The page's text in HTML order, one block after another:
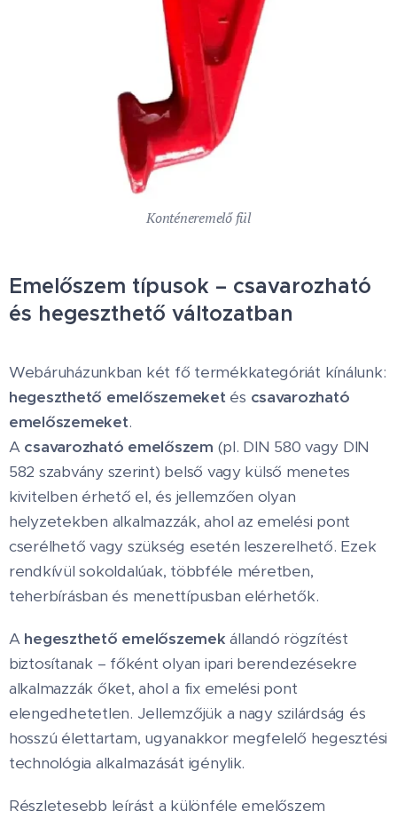
Konténeremelő fül
Emelőszem típusok – csavarozható
és hegeszthető változatban
Webáruházunkban két fő termékkategóriát kínálunk:
hegeszthető emelőszemeket és csavarozható
emelőszemeket.
A csavarozható emelőszem (pl. DIN 580 vagy DIN
582 szabvány szerint) belső vagy külső menetes
kivitelben érhető el, és jellemzően olyan
helyzetekben alkalmazzák, ahol az emelési pont
cserélhető vagy szükség esetén leszerelhető. Ezek
rendkívül sokoldalúak, többféle méretben,
teherbírásban és menettípusban elérhetők.
A hegeszthető emelőszemek állandó rögzítést
biztosítanak – főként olyan ipari berendezésekre
alkalmazzák őket, ahol a fix emelési pont
elengedhetetlen. Jellemzőjük a nagy szilárdság és
hosszú élettartam, ugyanakkor megfelelő hegesztési
technológia alkalmazását igénylik.
Részletesebb leírást a különféle emelőszem